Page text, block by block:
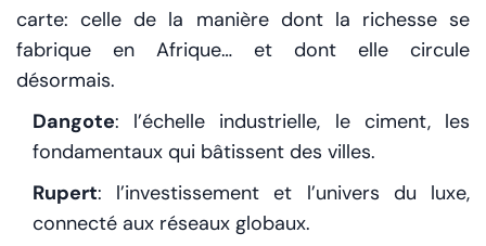
carte: celle de la manière dont la richesse se
fabrique en Afrique… et dont elle circule
désormais.
Dangote: l’échelle industrielle, le ciment, les
fondamentaux qui bâtissent des villes.
Rupert: l’investissement et l’univers du luxe,
connecté aux réseaux globaux.